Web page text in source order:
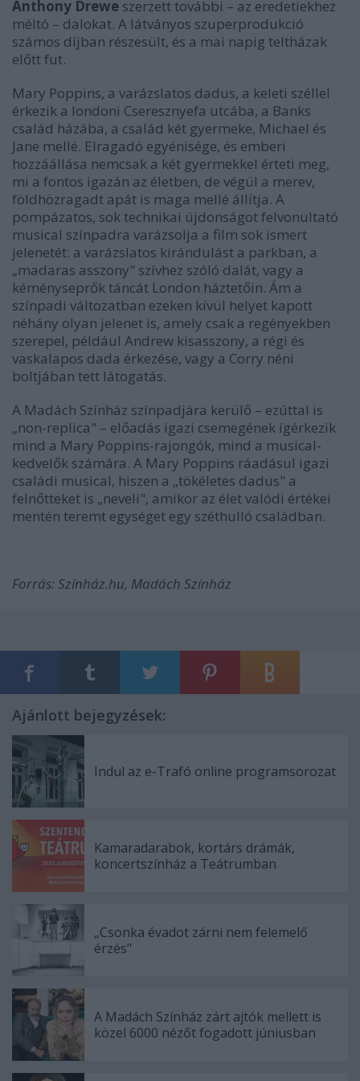
Anthony Drewe szerzett további – az eredetiekhez
méltó – dalokat. A látványos szuperprodukció
számos díjban részesült, és a mai napig teltházak
előtt fut.
Mary Poppins, a varázslatos dadus, a keleti széllel
érkezik a londoni Cseresznyefa utcába, a Banks
család házába, a család két gyermeke, Michael és
Jane mellé. Elragadó egyénisége, és emberi
hozzáállása nemcsak a két gyermekkel érteti meg,
mi a fontos igazán az életben, de végül a merev,
földhözragadt apát is maga mellé állítja. A
pompázatos, sok technikai újdonságot felvonultató
musical színpadra varázsolja a film sok ismert
jelenetét: a varázslatos kirándulást a parkban, a
„madaras asszony" szívhez szóló dalát, vagy a
kéményseprők táncát London háztetőin. Ám a
színpadi változatban ezeken kívül helyet kapott
néhány olyan jelenet is, amely csak a regényekben
szerepel, például Andrew kisasszony, a régi és
vaskalapos dada érkezése, vagy a Corry néni
boltjában tett látogatás.
A Madách Színház színpadjára kerülő – ezúttal is
„non-replica" – előadás igazi csemegének ígérkezik
mind a Mary Poppins-rajongók, mind a musical-
kedvelők számára. A Mary Poppins ráadásul igazi
családi musical, hiszen a „tökéletes dadus" a
felnőtteket is „neveli", amikor az élet valódi értékei
mentén teremt egységet egy széthulló családban.
Forrás: Színház.hu, Madách Színház
Ajánlott bejegyzések:
Indul az e-Trafó online programsorozat
Kamaradarabok, kortárs drámák,
koncertszínház a Teátrumban
„Csonka évadot zárni nem felemelő
érzés"
A Madách Színház zárt ajtók mellett is
közel 6000 nézőt fogadott júniusban